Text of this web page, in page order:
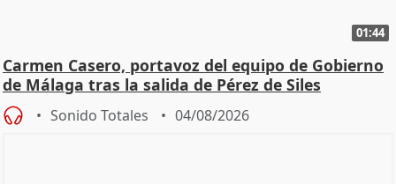
01:44
Carmen Casero, portavoz del equipo de Gobierno
de Málaga tras la salida de Pérez de Siles
Sonido Totales 04/08/2026